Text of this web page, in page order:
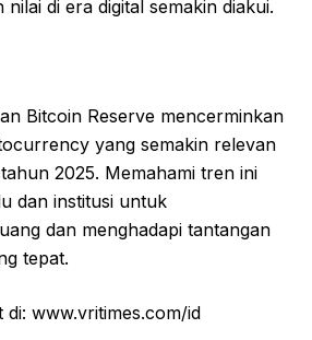
nilai di era digital semakin diakui.
Bitcoin Reserve mencerminkan
yang semakin relevan
2025. Memahami tren ini
dan institusi untuk
dan menghadapi tantangan
tepat.
di: www.vritimes.com/id